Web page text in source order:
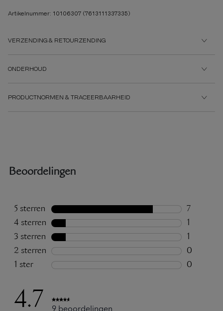
Artikelnummer: 10106307 (7613111337335)
VERZENDING & RETOURZENDING
ONDERHOUD
PRODUCTNORMEN & TRACEERBAARHEID